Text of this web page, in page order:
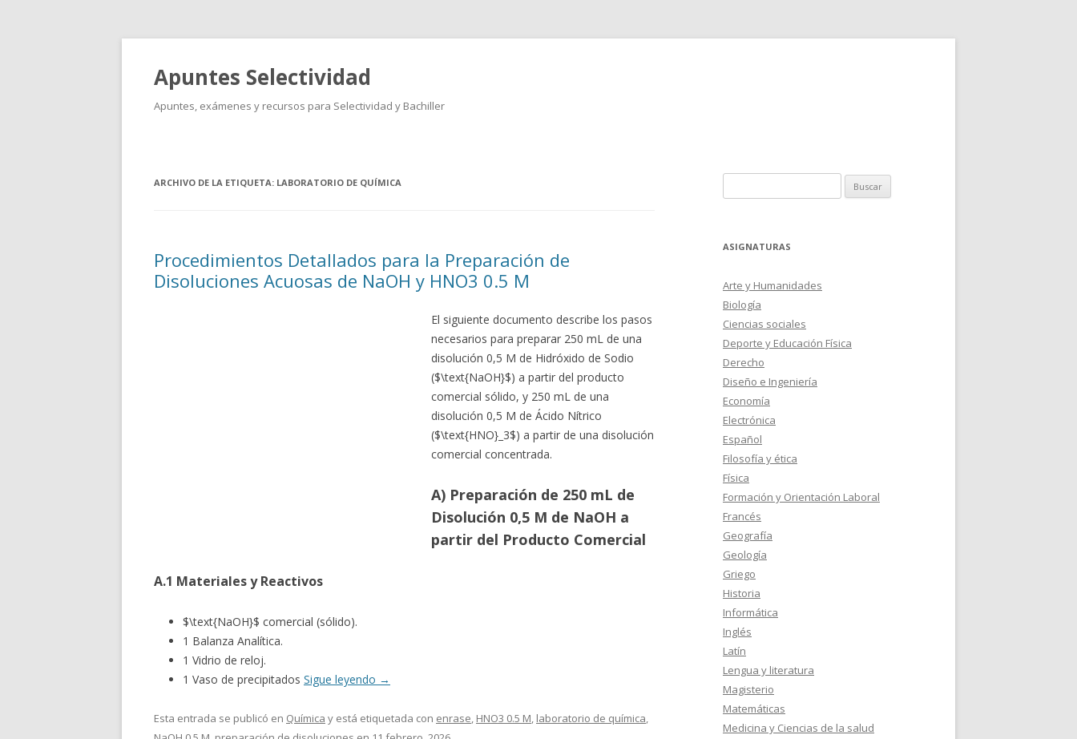
Apuntes Selectividad
Apuntes, exámenes y recursos para Selectividad y Bachiller
ARCHIVO DE LA ETIQUETA: LABORATORIO DE QUÍMICA
Procedimientos Detallados para la Preparación de
Disoluciones Acuosas de NaOH y HNO3 0.5 M
El siguiente documento describe los pasos
necesarios para preparar 250 mL de una
disolución 0,5 M de Hidróxido de Sodio
($\text{NaOH}$) a partir del producto
comercial sólido, y 250 mL de una
disolución 0,5 M de Ácido Nítrico
($\text{HNO}_3$) a partir de una disolución
comercial concentrada.
A) Preparación de 250 mL de
Disolución 0,5 M de NaOH a
partir del Producto Comercial
A.1 Materiales y Reactivos
$\text{NaOH}$ comercial (sólido).
1 Balanza Analítica.
1 Vidrio de reloj.
1 Vaso de precipitados Sigue leyendo →
Esta entrada se publicó en Química y está etiquetada con enrase, HNO3 0.5 M, laboratorio de química,
ASIGNATURAS
Arte y Humanidades
Biología
Ciencias sociales
Deporte y Educación Física
Derecho
Diseño e Ingeniería
Economía
Electrónica
Español
Filosofía y ética
Física
Formación y Orientación Laboral
Francés
Geografía
Geología
Griego
Historia
Informática
Inglés
Latín
Lengua y literatura
Magisterio
Matemáticas
Medicina y Ciencias de la salud